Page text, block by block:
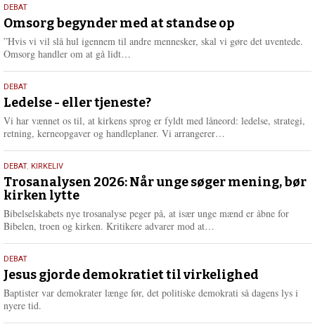
e
r
e
9.
juli
2026
DEBAT
Omsorg begynder med at standse op
”Hvis vi vil slå hul igennem til andre mennesker, skal vi gøre det uventede.
Omsorg handler om at gå lidt…
e
r
e
10.
juni
2026
DEBAT
Ledelse - eller tjeneste?
Vi har vænnet os til, at kirkens sprog er fyldt med låneord: ledelse, strategi,
retning, kerneopgaver og handleplaner. Vi arrangerer…
e
2.
juni
2026
DEBAT, KIRKELIV
Trosanalysen 2026: Når unge søger mening, bør
kirken lytte
Bibelselskabets nye trosanalyse peger på, at især unge mænd er åbne for
Bibelen, troen og kirken. Kritikere advarer mod at…
e
r
e
18.
maj
2026
DEBAT
Jesus gjorde demokratiet til virkelighed
Baptister var demokrater længe før, det politiske demokrati så dagens lys i
nyere tid.